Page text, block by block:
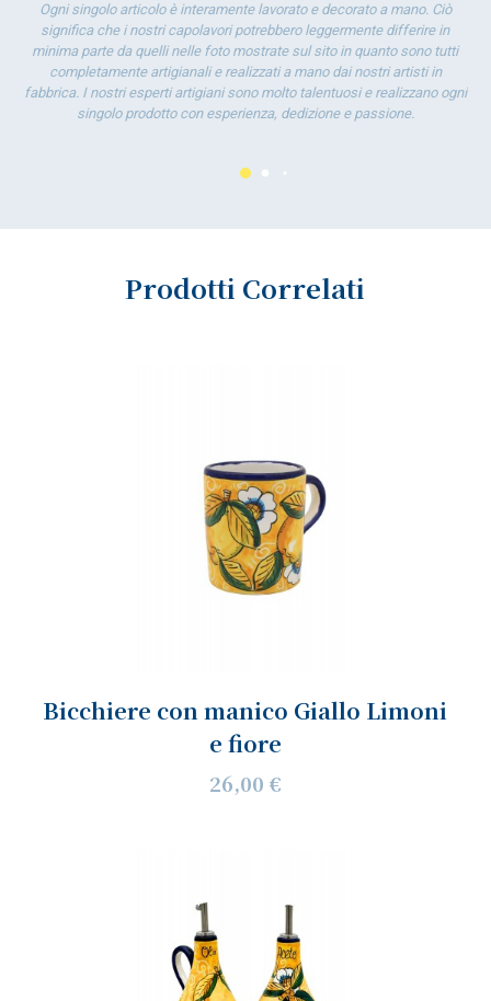
Ogni singolo articolo è interamente lavorato e decorato a mano. Ciò
significa che i nostri capolavori potrebbero leggermente differire in
minima parte da quelli nelle foto mostrate sul sito in quanto sono tutti
completamente artigianali e realizzati a mano dai nostri artisti in
fabbrica. I nostri esperti artigiani sono molto talentuosi e realizzano ogni
singolo prodotto con esperienza, dedizione e passione.
Prodotti Correlati
Bicchiere con manico Giallo Limoni
e fiore
26,00 €